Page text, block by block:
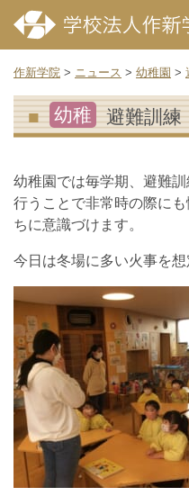
作新学院 > ニュース > 幼稚園 >
幼稚 避難訓練
幼稚園では毎学期、避難
行うことで非常時の際に
ちに意識づけます。
今日は冬場に多い火事を想